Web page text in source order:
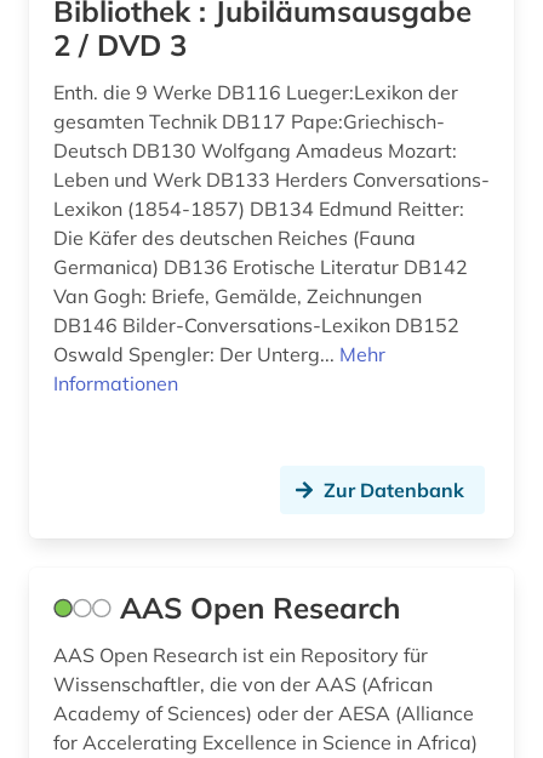
bauphysik (1)
bauprodukt (1)
baurecht (3)
bauschaden (2)
baustoff (1)
bautechnik (5)
bauwesen (3)
berlin (1)
beschaffung (1)
betriebsführung (2)
betriebsorganisation (2)
betriebsschutz (1)
Saarland (1)
Sachsen (1)
Schleswig-Holstein (1)
Schweden (2)
Schweiz (6)
Spanien (2)
USA (15)
Bibliothek : Jubiläumsausgabe
2 / DVD 3
Enth. die 9 Werke DB116 Lueger:Lexikon der
gesamten Technik DB117 Pape:Griechisch-
Deutsch DB130 Wolfgang Amadeus Mozart:
Leben und Werk DB133 Herders Conversations-
Lexikon (1854-1857) DB134 Edmund Reitter:
Die Käfer des deutschen Reiches (Fauna
Germanica) DB136 Erotische Literatur DB142
Van Gogh: Briefe, Gemälde, Zeichnungen
DB146 Bilder-Conversations-Lexikon DB152
Oswald Spengler: Der Unterg... Mehr
Informationen
Zur Datenbank
AAS Open Research
AAS Open Research ist ein Repository für
Wissenschaftler, die von der AAS (African
Academy of Sciences) oder der AESA (Alliance
for Accelerating Excellence in Science in Africa)